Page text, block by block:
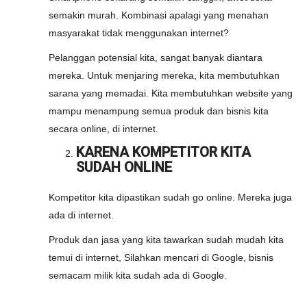
semakin murah. Kombinasi apalagi yang menahan
masyarakat tidak menggunakan internet?
Pelanggan potensial kita, sangat banyak diantara
mereka. Untuk menjaring mereka, kita membutuhkan
sarana yang memadai. Kita membutuhkan website yang
mampu menampung semua produk dan bisnis kita
secara online, di internet.
KARENA KOMPETITOR KITA
SUDAH ONLINE
Kompetitor kita dipastikan sudah go online. Mereka juga
ada di internet.
Produk dan jasa yang kita tawarkan sudah mudah kita
temui di internet, Silahkan mencari di Google, bisnis
semacam milik kita sudah ada di Google.